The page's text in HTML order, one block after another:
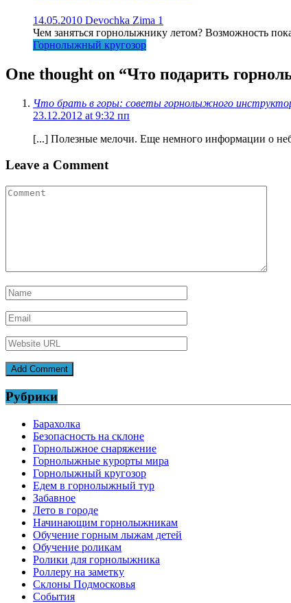
14.05.2010 Devochka Zima 1
Чем заняться горнолыжнику летом? Возможность
Горнолыжный кругозор
One thought on “Что подарить
Что брать в горы: советы горнолыжного
23.12.2012 at 9:32 пп
[...] Полезные мелочи. Еще немного информации о
Leave a Comment
Рубрики
Барахолка
Безопасность на склоне
Горнолыжное снаряжение
Горнолыжные курорты мира
Горнолыжный кругозор
Едем в горнолыжный тур
Забавное
Лето в городе
Начинающим горнолыжникам
Обучение горным лыжам детей
Обучение роликам
Ролики для горнолыжника
Роллеру на заметку
Склоны Подмосковья
События